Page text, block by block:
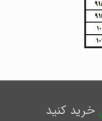
خرید کنید